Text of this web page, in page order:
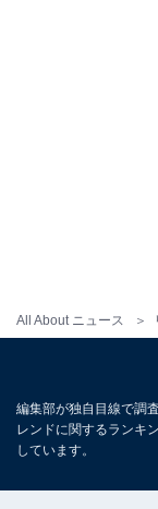
All About ニュース
で見てみると、
区）、7位の大
大規模な駅前再
位にランクイン
千葉中央駅（千
編集部が独自目線で調
レンドに関するランキ
しています。